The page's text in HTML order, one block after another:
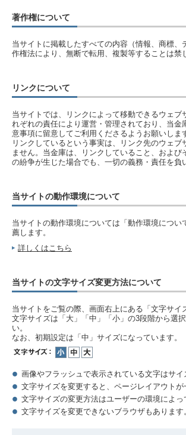
著作権について
当サイトに掲載したすべての内容（情報、商標
作権法により、無断で転用、複製等することは禁
リンクについて
当サイトでは、リンクによって移動できるウェ
れぞれの責任により運営・管理されており、当
意事項に留意してご利用くださるようお願いしま
リンクしているという事実は、リンク先のウェ
ません。当金庫は、リンクしていること、およ
の紛争が生じた場合でも、一切の義務・責任を負
当サイトの動作環境について
当サイトの動作環境については「動作環境につ
薦します。
詳しくはこちら
当サイトの文字サイズ変更方法について
当サイトをご覧の際、画面右上にある「文字サイ
文字サイズは「大」「中」「小」の3段階から選
い。
なお、初期設定は「中」サイズになっています。
画像やフラッシュで表示されている文字はサイ
文字サイズを変更すると、ページレイアウトが
文字サイズの変更方法はユーザーの環境によっ
文字サイズを変更できないブラウザもあります